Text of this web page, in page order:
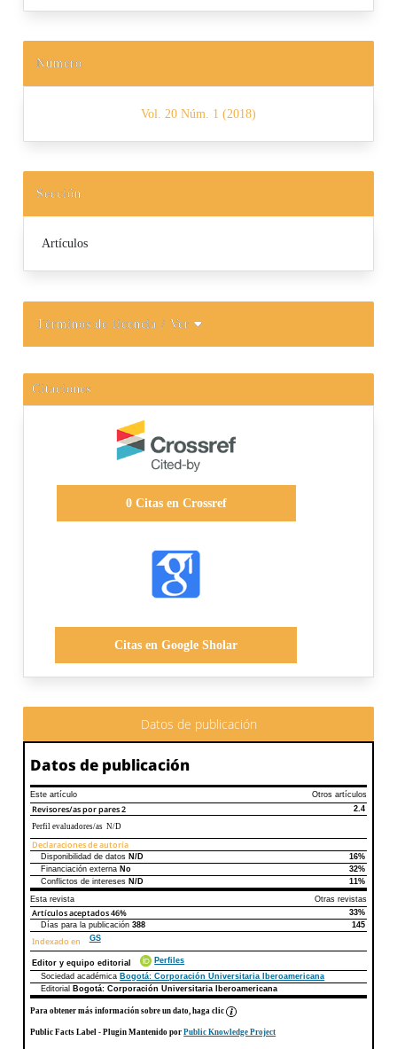
Número
Vol. 20 Núm. 1 (2018)
Sección
Artículos
Términos de licencia/ Ver
Citaciones
0Citas en Crossref
Citas en Google Sholar
Datos de publicación
Datos de publicación
Este artículo Otros artículos
Revisores/as por pares2
2.4
Perfil evaluadores/as N/D
Declaraciones de autoría
Declaraciones de autoríaEste artículo
Disponibilidad de datos N/D
16%
Financiación externa No
32%
Conflictos de intereses N/D
11%
Esta revista
Otras revistas
Artículos aceptados46%
33%
Días para la publicación388 145
Indexado en GS
Editor y equipo editorial
Perfiles
Sociedad académica Bogotá: Corporación Universitaria Iberoamericana
Editorial
Bogotá: Corporación Universitaria Iberoamericana
Para obtener más información sobre un dato, haga clic
Public Facts Label - Plugin Mantenido porPublic Knowledge Project